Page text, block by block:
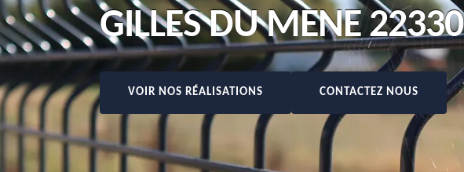
GILLES DU MENE 22330
VOIR NOS RÉALISATIONS CONTACTEZ NOUS